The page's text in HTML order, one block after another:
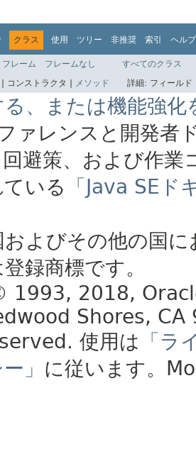
クラス 使用 ツリー 非推奨 索引 ヘルプ
フレーム フレームなし
すべてのクラス
| コンストラクタ | メソッド 詳細: フィール
、または機能強化
ァレンスと開発者
避策、および作
いる
「Java SE
およびその他の国
録商標です。
1993, 2018,
Shores, CA
使用は 「ラ
」 に従います。